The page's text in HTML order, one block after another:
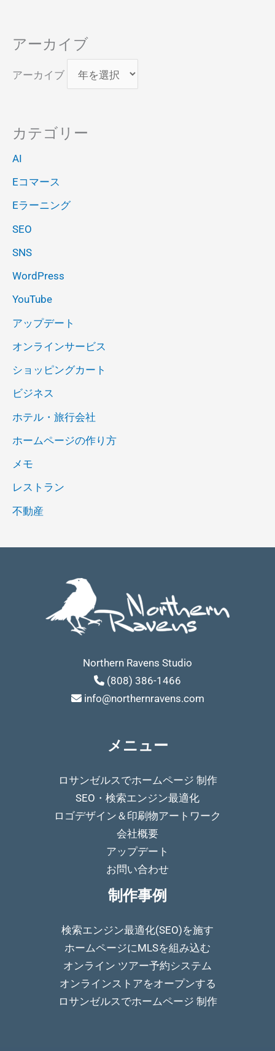
アーカイブ
アーカイブ
カテゴリー
AI
Eコマース
Eラーニング
SEO
SNS
WordPress
YouTube
アップデート
オンラインサービス
ショッピングカート
ビジネス
ホテル・旅行会社
ホームページの作り方
メモ
レストラン
不動産
Northern Ravens Studio
(808) 386-1466
info@northernravens.com
メニュー
ロサンゼルスでホームページ 制作
SEO・検索エンジン最適化
ロゴデザイン＆印刷物アートワーク
会社概要
アップデート
お問い合わせ
制作事例
検索エンジン最適化(SEO)を施す
ホームページにMLSを組み込む
オンライン ツアー予約システム
オンラインストアをオープンする
ロサンゼルスでホームページ 制作